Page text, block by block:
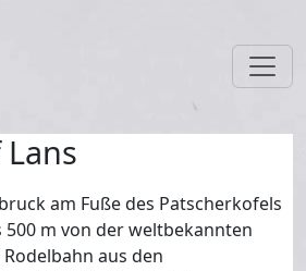
am Fuße des Patscherkofels
m von der weltbekannten
aus den